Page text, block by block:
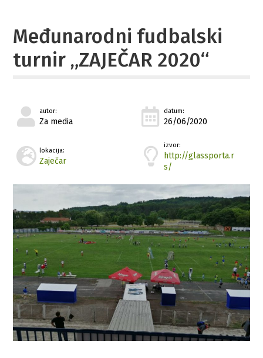
Međunarodni fudbalski
turnir „ZAJEČAR 2020“
autor:
Za media
datum:
26/06/2020
lokacija:
Zaječar
izvor:
http://glassporta.r
s/